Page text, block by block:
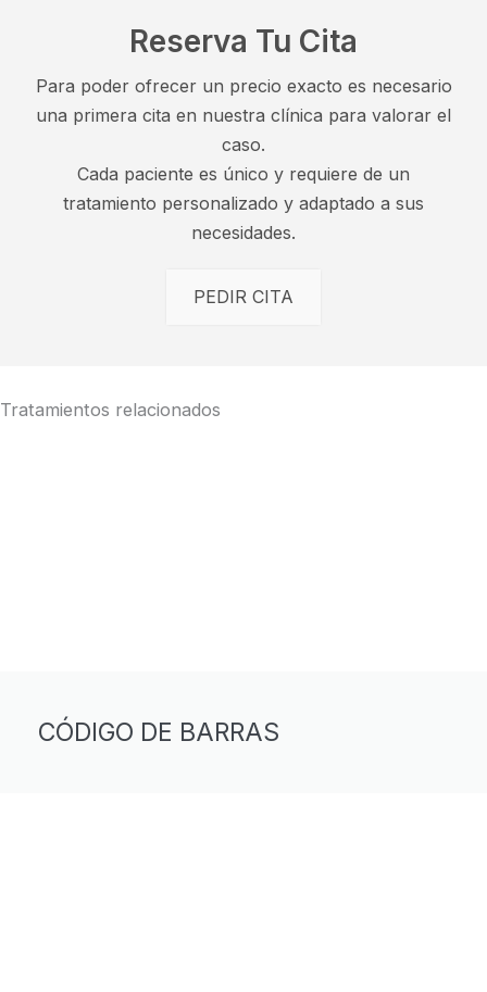
Reserva Tu Cita
Para poder ofrecer un precio exacto es necesario
una primera cita en nuestra clínica para valorar el
caso.
Cada paciente es único y requiere de un
tratamiento personalizado y adaptado a sus
necesidades.
PEDIR CITA
Tratamientos relacionados
CÓDIGO DE BARRAS